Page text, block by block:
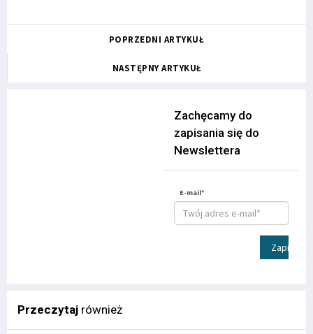
POPRZEDNI ARTYKUŁ
NASTĘPNY ARTYKUŁ
Zachęcamy do
zapisania się do
Newslettera
E-mail*
Zapisz
Przeczytaj również